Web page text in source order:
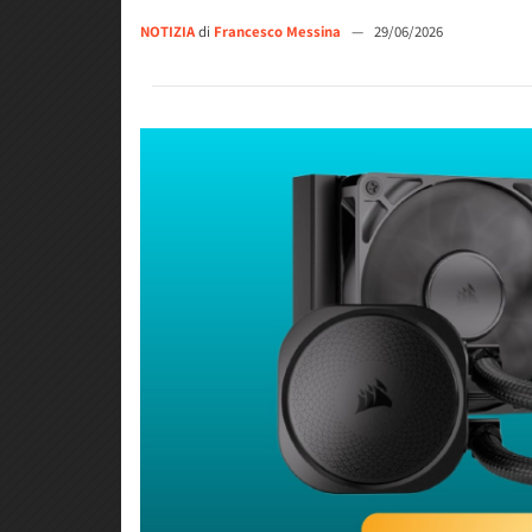
NOTIZIAdi Francesco Messina — 29/06/2026